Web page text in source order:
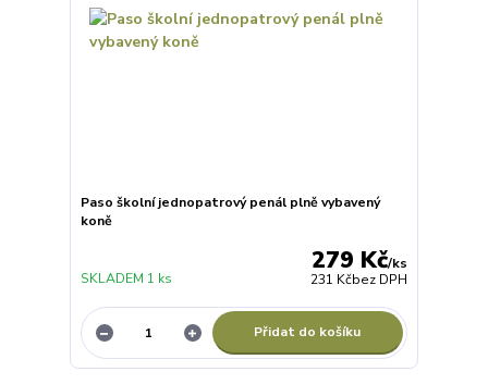
Paso školní jednopatrový penál plně vybavený
koně
279 Kč/ks
231 Kčbez DPH
SKLADEM 1 ks
Přidat do košíku